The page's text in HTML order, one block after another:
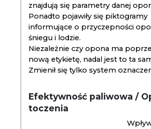
znajdują się parametry danej
Ponadto pojawiły się piktogramy
informujące o przyczepności
śniegu i lodzie.
Niezależnie czy opona ma
nową etykietę, nadal jest to ta
Zmienił się tylko system
Efektywność paliwowa /
toczenia